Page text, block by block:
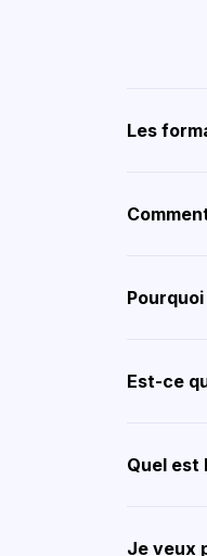
Les
Est-ce
Quel est
Je veux